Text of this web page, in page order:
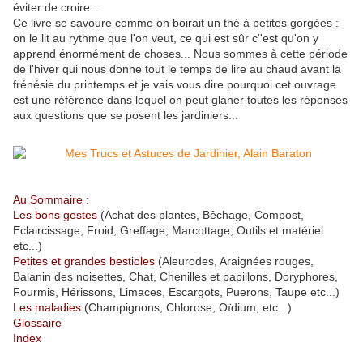
éviter de croire...
Ce livre se savoure comme on boirait un thé à petites gorgées :
on le lit au rythme que l'on veut, ce qui est sûr c''est qu'on y
apprend énormément de choses... Nous sommes à cette période
de l'hiver qui nous donne tout le temps de lire au chaud avant la
frénésie du printemps et je vais vous dire pourquoi cet ouvrage
est une référence dans lequel on peut glaner toutes les réponses
aux questions que se posent les jardiniers...
Au Sommaire :
Les bons gestes (Achat des plantes, Bêchage, Compost,
Eclaircissage, Froid, Greffage, Marcottage, Outils et matériel
etc...)
Petites et grandes bestioles (Aleurodes, Araignées rouges,
Balanin des noisettes, Chat, Chenilles et papillons, Doryphores,
Fourmis, Hérissons, Limaces, Escargots, Puerons, Taupe etc...)
Les maladies (Champignons, Chlorose, Oïdium, etc...)
Glossaire
Index